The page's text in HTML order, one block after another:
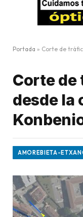
Portada » Corte de
Corte
desde la
AMOREBIETA-